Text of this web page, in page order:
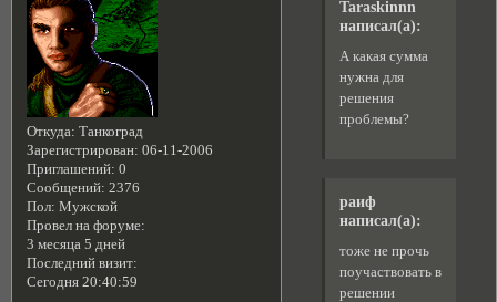
Откуда: Танкоград
Зарегистрирован: 06-11-2006
Приглашений: 0
Сообщений: 2376
Пол: Мужской
Провел на форуме:
3 месяца 5 дней
Последний визит:
Сегодня 20:40:59
Taraskinnn
написал(а):
А какая сумма
нужна для
решения
проблемы?
раиф
написал(а):
тоже не прочь
поучаствовать в
решении